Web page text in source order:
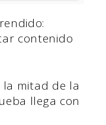
contenido
la mitad de la
llega con